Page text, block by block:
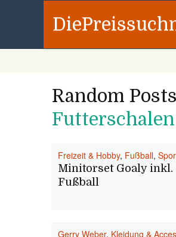
Random
Futterschalen
Freizeit & Hobby, Fußball,
Minitorset Goaly inkl.
Fußball
Gerry Weber, Kleidung &